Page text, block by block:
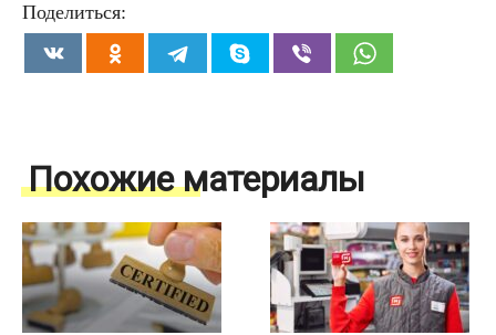
Поделиться:
Похожие материалы